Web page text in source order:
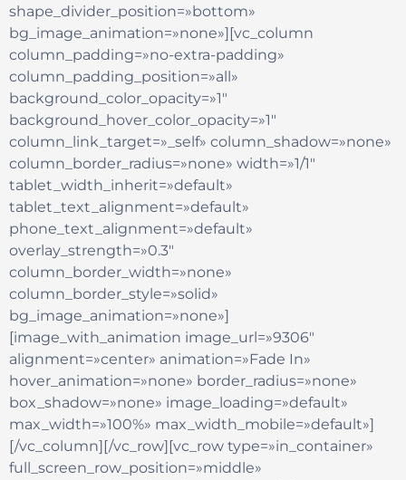
shape_divider_position=»bottom»
bg_image_animation=»none»][vc_column
column_padding=»no-extra-padding»
column_padding_position=»all»
background_color_opacity=»1″
background_hover_color_opacity=»1″
column_link_target=»_self» column_shadow=»none»
column_border_radius=»none» width=»1/1″
tablet_width_inherit=»default»
tablet_text_alignment=»default»
phone_text_alignment=»default»
overlay_strength=»0.3″
column_border_width=»none»
column_border_style=»solid»
bg_image_animation=»none»]
[image_with_animation image_url=»9306″
alignment=»center» animation=»Fade In»
hover_animation=»none» border_radius=»none»
box_shadow=»none» image_loading=»default»
max_width=»100%» max_width_mobile=»default»]
[/vc_column][/vc_row][vc_row type=»in_container»
full_screen_row_position=»middle»